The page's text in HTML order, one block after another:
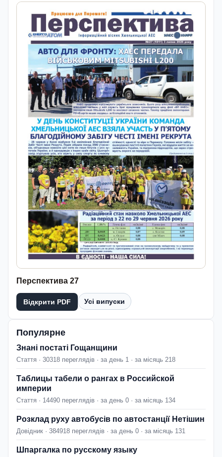
Перспектива 27
Відкрити PDF Усі випуски
Популярне
Знані постаті Гощанщини
Стаття · 30318 переглядів · за день 1 · за місяць 218
Таблицы табели о рангах в Российской
империи
Стаття · 14490 переглядів · за день 0 · за місяць 134
Розклад руху автобусів по автостанції Нетішин
Довідник · 384918 переглядів · за день 0 · за місяць 131
Шпаргалка по русскому языку